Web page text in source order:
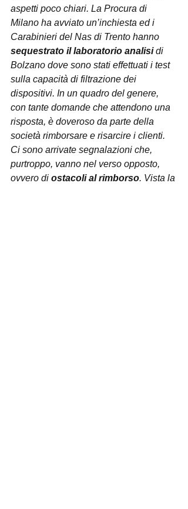
aspetti poco chiari. La Procura di
Milano ha avviato un’inchiesta ed i
Carabinieri del Nas di Trento hanno
sequestrato il laboratorio analisi di
Bolzano dove sono stati effettuati i test
sulla capacità di filtrazione dei
dispositivi. In un quadro del genere,
con tante domande che attendono una
risposta, è doveroso da parte della
società rimborsare e risarcire i clienti.
Ci sono arrivate segnalazioni che,
purtroppo, vanno nel verso opposto,
ovvero di ostacoli al rimborso. Vista la